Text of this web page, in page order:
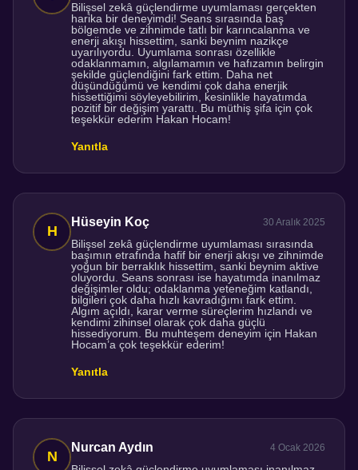
Bilişsel zekâ güçlendirme uyumlaması gerçekten
harika bir deneyimdi! Seans sırasında baş
bölgemde ve zihnimde tatlı bir karıncalanma ve
enerji akışı hissettim, sanki beynim nazikçe
uyarılıyordu. Uyumlama sonrası özellikle
odaklanmamın, algılamamın ve hafızamın belirgin
şekilde güçlendiğini fark ettim. Daha net
düşündüğümü ve kendimi çok daha enerjik
hissettiğimi söyleyebilirim, kesinlikle hayatımda
pozitif bir değişim yarattı. Bu müthiş şifa için çok
teşekkür ederim Hakan Hocam!
Yanıtla
Hüseyin Koç 30 Aralık 2025
Bilişsel zekâ güçlendirme uyumlaması sırasında
başımın etrafında hafif bir enerji akışı ve zihnimde
yoğun bir berraklık hissettim, sanki beynim aktive
oluyordu. Seans sonrası ise hayatımda inanılmaz
değişimler oldu; odaklanma yeteneğim katlandı,
bilgileri çok daha hızlı kavradığımı fark ettim.
Algım açıldı, karar verme süreçlerim hızlandı ve
kendimi zihinsel olarak çok daha güçlü
hissediyorum. Bu muhteşem deneyim için Hakan
Hocam’a çok teşekkür ederim!
Yanıtla
Nurcan Aydın 4 Ocak 2026